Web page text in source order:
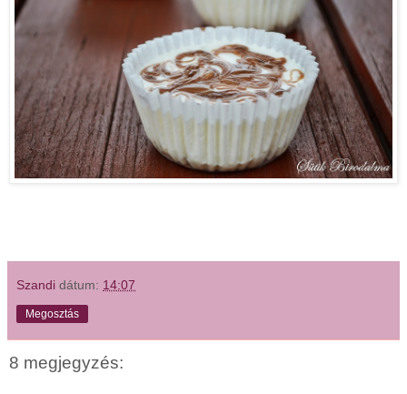
Szandi dátum: 14:07
Megosztás
8 megjegyzés: